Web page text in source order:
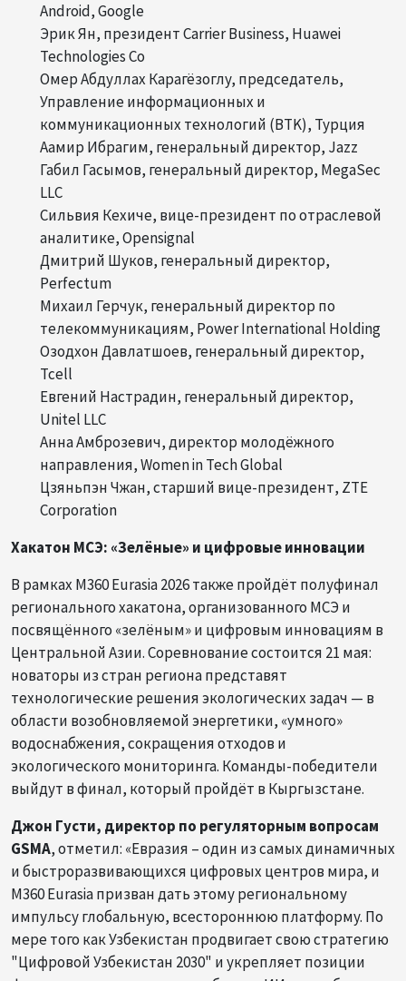
Android, Google
Эрик Ян, президент Carrier Business, Huawei
Technologies Co
Омер Абдуллах Карагёзоглу, председатель,
Управление информационных и
коммуникационных технологий (BTK), Турция
Аамир Ибрагим, генеральный директор, Jazz
Габил Гасымов, генеральный директор, MegaSec
LLC
Сильвия Кехиче, вице-президент по отраслевой
аналитике, Opensignal
Дмитрий Шуков, генеральный директор,
Perfectum
Михаил Герчук, генеральный директор по
телекоммуникациям, Power International Holding
Озодхон Давлатшоев, генеральный директор,
Tcell
Евгений Настрадин, генеральный директор,
Unitel LLC
Анна Амброзевич, директор молодёжного
направления, Women in Tech Global
Цзяньпэн Чжан, старший вице-президент, ZTE
Corporation
Хакатон МСЭ: «Зелёные» и цифровые инновации
В рамках M360 Eurasia 2026 также пройдёт полуфинал
регионального хакатона, организованного МСЭ и
посвящённого «зелёным» и цифровым инновациям в
Центральной Азии. Соревнование состоится 21 мая:
новаторы из стран региона представят
технологические решения экологических задач — в
области возобновляемой энергетики, «умного»
водоснабжения, сокращения отходов и
экологического мониторинга. Команды-победители
выйдут в финал, который пройдёт в Кыргызстане.
Джон Густи, директор по регуляторным вопросам
GSMA, отметил: «Евразия – один из самых динамичных
и быстроразвивающихся цифровых центров мира, и
M360 Eurasia призван дать этому региональному
импульсу глобальную, всестороннюю платформу. По
мере того как Узбекистан продвигает свою стратегию
"Цифровой Узбекистан 2030" и укрепляет позиции